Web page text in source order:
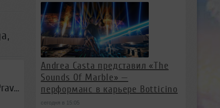
Clouds Testers - Прогноз Погоды #139 Full (04.06.2016, гость - Seryoga, M.Pravda)
Andrea Casta представил «The
Sounds Of Marble» —
перформанс в карьере Botticino
сегодня в 15:05